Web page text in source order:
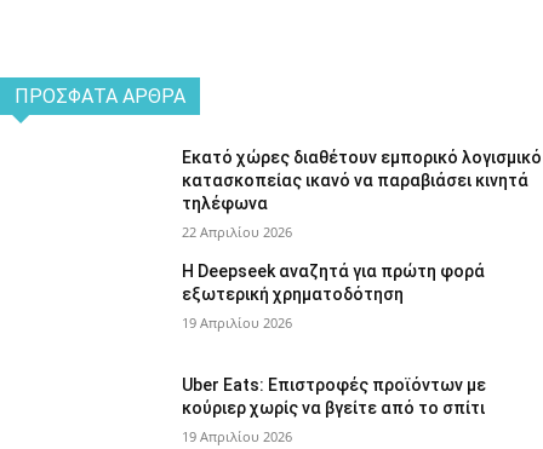
ΠΡΌΣΦΑΤΑ ΆΡΘΡΑ
Εκατό χώρες διαθέτουν εμπορικό λογισμικό
κατασκοπείας ικανό να παραβιάσει κινητά
τηλέφωνα
22 Απριλίου 2026
Η Deepseek αναζητά για πρώτη φορά
εξωτερική χρηματοδότηση
19 Απριλίου 2026
Uber Eats: Επιστροφές προϊόντων με
κούριερ χωρίς να βγείτε από το σπίτι
19 Απριλίου 2026